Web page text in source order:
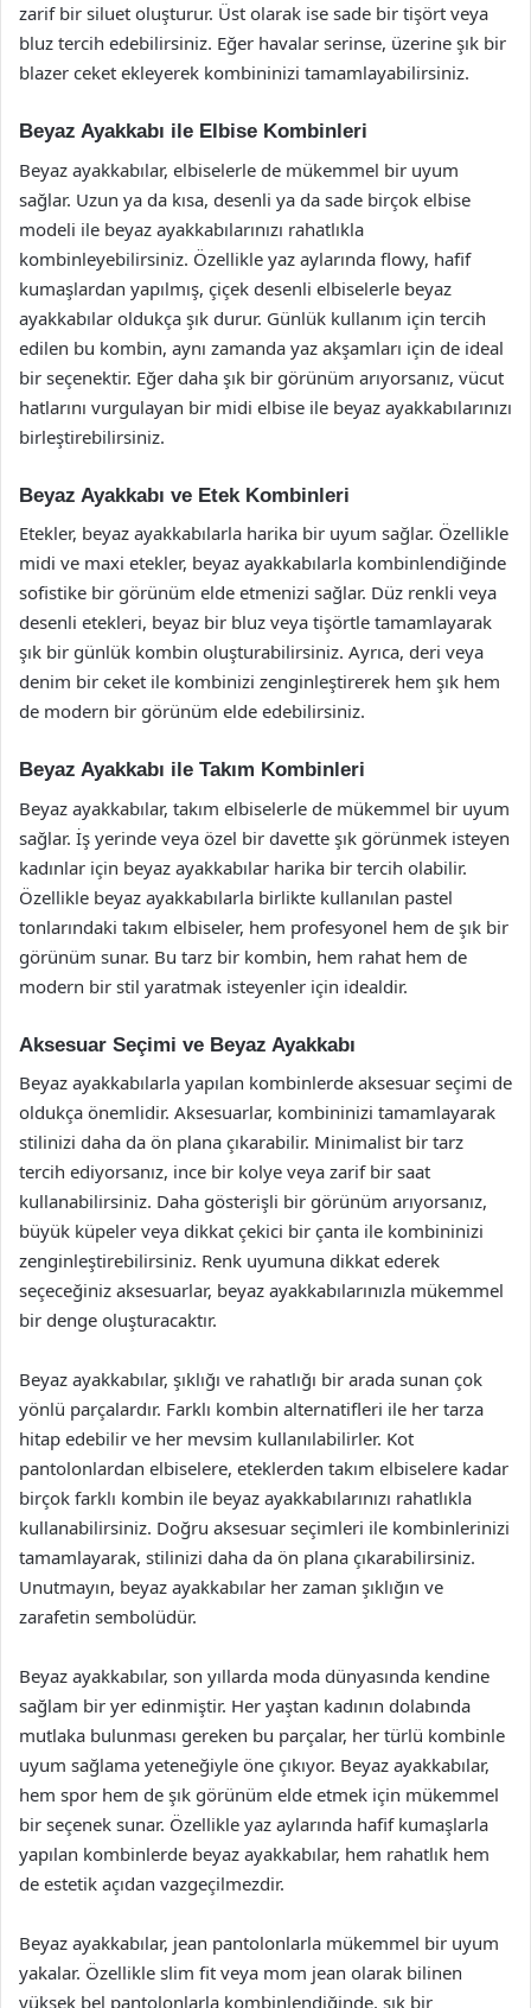
zarif bir siluet oluşturur. Üst olarak ise sade bir tişört veya
bluz tercih edebilirsiniz. Eğer havalar serinse, üzerine şık bir
blazer ceket ekleyerek kombininizi tamamlayabilirsiniz.
Beyaz Ayakkabı ile Elbise Kombinleri
Beyaz ayakkabılar, elbiselerle de mükemmel bir uyum
sağlar. Uzun ya da kısa, desenli ya da sade birçok elbise
modeli ile beyaz ayakkabılarınızı rahatlıkla
kombinleyebilirsiniz. Özellikle yaz aylarında flowy, hafif
kumaşlardan yapılmış, çiçek desenli elbiselerle beyaz
ayakkabılar oldukça şık durur. Günlük kullanım için tercih
edilen bu kombin, aynı zamanda yaz akşamları için de ideal
bir seçenektir. Eğer daha şık bir görünüm arıyorsanız, vücut
hatlarını vurgulayan bir midi elbise ile beyaz ayakkabılarınızı
birleştirebilirsiniz.
Beyaz Ayakkabı ve Etek Kombinleri
Etekler, beyaz ayakkabılarla harika bir uyum sağlar. Özellikle
midi ve maxi etekler, beyaz ayakkabılarla kombinlendiğinde
sofistike bir görünüm elde etmenizi sağlar. Düz renkli veya
desenli etekleri, beyaz bir bluz veya tişörtle tamamlayarak
şık bir günlük kombin oluşturabilirsiniz. Ayrıca, deri veya
denim bir ceket ile kombinizi zenginleştirerek hem şık hem
de modern bir görünüm elde edebilirsiniz.
Beyaz Ayakkabı ile Takım Kombinleri
Beyaz ayakkabılar, takım elbiselerle de mükemmel bir uyum
sağlar. İş yerinde veya özel bir davette şık görünmek isteyen
kadınlar için beyaz ayakkabılar harika bir tercih olabilir.
Özellikle beyaz ayakkabılarla birlikte kullanılan pastel
tonlarındaki takım elbiseler, hem profesyonel hem de şık bir
görünüm sunar. Bu tarz bir kombin, hem rahat hem de
modern bir stil yaratmak isteyenler için idealdir.
Aksesuar Seçimi ve Beyaz Ayakkabı
Beyaz ayakkabılarla yapılan kombinlerde aksesuar seçimi de
oldukça önemlidir. Aksesuarlar, kombininizi tamamlayarak
stilinizi daha da ön plana çıkarabilir. Minimalist bir tarz
tercih ediyorsanız, ince bir kolye veya zarif bir saat
kullanabilirsiniz. Daha gösterişli bir görünüm arıyorsanız,
büyük küpeler veya dikkat çekici bir çanta ile kombininizi
zenginleştirebilirsiniz. Renk uyumuna dikkat ederek
seçeceğiniz aksesuarlar, beyaz ayakkabılarınızla mükemmel
bir denge oluşturacaktır.
Beyaz ayakkabılar, şıklığı ve rahatlığı bir arada sunan çok
yönlü parçalardır. Farklı kombin alternatifleri ile her tarza
hitap edebilir ve her mevsim kullanılabilirler. Kot
pantolonlardan elbiselere, eteklerden takım elbiselere kadar
birçok farklı kombin ile beyaz ayakkabılarınızı rahatlıkla
kullanabilirsiniz. Doğru aksesuar seçimleri ile kombinlerinizi
tamamlayarak, stilinizi daha da ön plana çıkarabilirsiniz.
Unutmayın, beyaz ayakkabılar her zaman şıklığın ve
zarafetin sembolüdür.
Beyaz ayakkabılar, son yıllarda moda dünyasında kendine
sağlam bir yer edinmiştir. Her yaştan kadının dolabında
mutlaka bulunması gereken bu parçalar, her türlü kombinle
uyum sağlama yeteneğiyle öne çıkıyor. Beyaz ayakkabılar,
hem spor hem de şık görünüm elde etmek için mükemmel
bir seçenek sunar. Özellikle yaz aylarında hafif kumaşlarla
yapılan kombinlerde beyaz ayakkabılar, hem rahatlık hem
de estetik açıdan vazgeçilmezdir.
Beyaz ayakkabılar, jean pantolonlarla mükemmel bir uyum
yakalar. Özellikle slim fit veya mom jean olarak bilinen
yüksek bel pantolonlarla kombinlendiğinde, şık bir